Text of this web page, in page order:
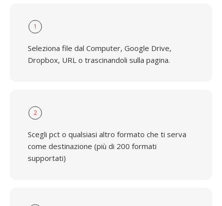
1
Seleziona file dal Computer, Google Drive,
Dropbox, URL o trascinandoli sulla pagina.
2
Scegli pct o qualsiasi altro formato che ti serva
come destinazione (più di 200 formati
supportati)